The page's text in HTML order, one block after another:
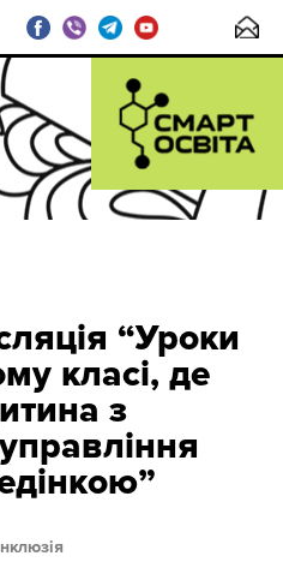
“Уроки
класі, де
з